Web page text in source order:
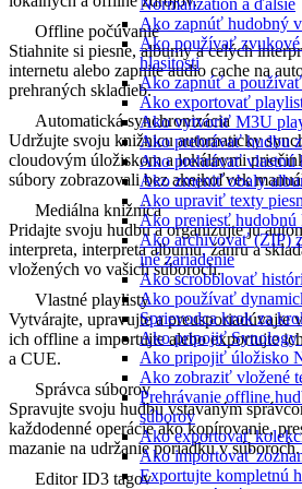
Normalization a ďalšie
Ako zapnúť hudobný
Ako používať zvukové
hlasitosti
Ako zapnúť a používať
Ako exportovať
Ako vytvoriť M3U
Ako prehrávať hudbu
Ako prehrávať vlastnú
Ako zmeniť obaly
Ako upraviť texty
Ako preniesť hudobnú
Ako archivovať (ZIP)
iné zariadenie
Ako scrobblovať
Ako používať
Sprievodca krok za
Ako pripojiť Synology
Ako pripojiť úložisko
Ako zobraziť vložené
Prehrávanie offline
súborov
Ako exportovať
Ako importovať
Exportujte kompletnú
Offline počúvanie
Stiahnite si piesne, albumy a celých
internetu alebo zapnite audio cache na
prehraných skladieb.
Automatická synchronizácia
Udržujte svoju knižnicu automaticky
cloudovým úložiskom a lokálnymi
súbory zobrazovali bez akejkoľvek
Mediálna knižnica
Pridajte svoju hudbu a organizujte ju
interpreta, interpreta albumu, žánru a
vložených vo vašich súboroch.
Vlastné playlisty
Vytvárajte, upravujte a preusporiadúvajte
ich offline a importujte alebo exportujte
a CUE.
Správca súborov
Spravujte svoju hudbu vstavaným
každodenné operácie ako kopírovanie,
mazanie na udržanie poriadku v súboroch.
Editor ID3 tagov